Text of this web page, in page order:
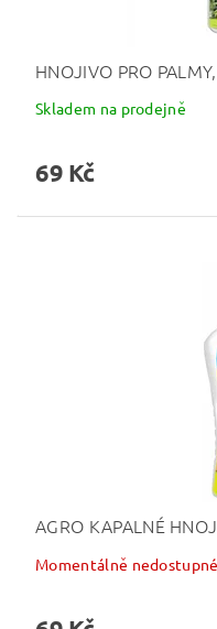
HNOJIVO PRO
Skladem na prodejně
69 Kč
AGRO KAPALNÉ
Momentálně nedostupné